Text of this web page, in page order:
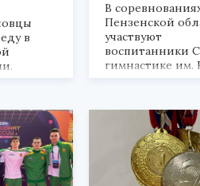
в
В
Пензенской
участвуют
воспитанники
гимнастике им.
Лавровой Олег
Бесхмельницын.